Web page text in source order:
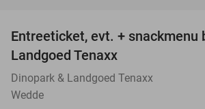
Entreeticket, evt. + snackmenu
Landgoed Tenaxx
Dinopark & Landgoed Tenaxx
Wedde